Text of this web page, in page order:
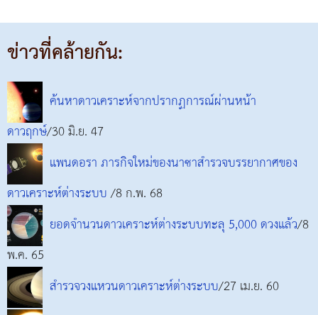
ข่าวที่คล้ายกัน:
ค้นหาดาวเคราะห์จากปรากฏการณ์ผ่านหน้า
ดาวฤกษ์/30 มิ.ย. 47
แพนดอรา ภารกิจใหม่ของนาซาสำรวจบรรยากาศของ
ดาวเคราะห์ต่างระบบ/8 ก.พ. 68
ยอดจำนวนดาวเคราะห์ต่างระบบทะลุ 5,000 ดวงแล้ว/8
พ.ค. 65
สำรวจวงแหวนดาวเคราะห์ต่างระบบ/27 เม.ย. 60